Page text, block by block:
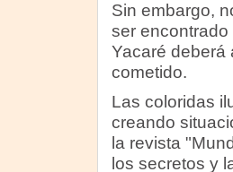
Sin embargo,
ser
Yacaré deberá
cometido.
Las coloridas
creando
la revista
los secretos y